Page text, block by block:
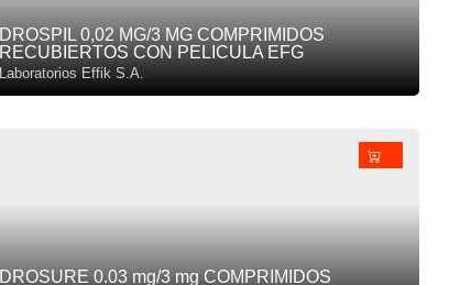
DROSPIL 0,02 MG/3 MG COMPRIMIDOS
RECUBIERTOS CON PELICULA EFG
Laboratorios Effik S.A.
DROSURE 0.03 mg/3 mg COMPRIMIDOS